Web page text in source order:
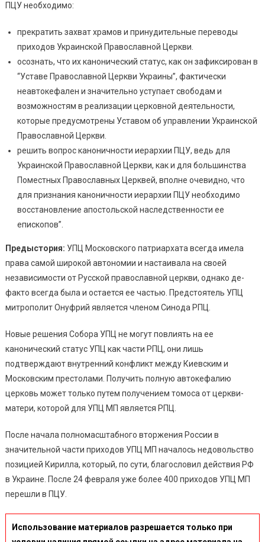
ПЦУ необходимо:
прекратить захват храмов и принудительные переводы
приходов Украинской Православной Церкви.
осознать, что их канонический статус, как он зафиксирован в
“Уставе Православной Церкви Украины”, фактически
неавтокефален и значительно уступает свободам и
возможностям в реализации церковной деятельности,
которые предусмотрены Уставом об управлении Украинской
Православной Церкви.
решить вопрос каноничности иерархии ПЦУ, ведь для
Украинской Православной Церкви, как и для большинства
Поместных Православных Церквей, вполне очевидно, что
для признания каноничности иерархии ПЦУ необходимо
восстановление апостольской наследственности ее
епископов”.
Предыстория: УПЦ Московского патриархата всегда имела
права самой широкой автономии и настаивала на своей
независимости от Русской православной церкви, однако де-
факто всегда была и остается ее частью. Предстоятель УПЦ
митрополит Онуфрий является членом Синода РПЦ.
Новые решения Собора УПЦ не могут повлиять на ее
канонический статус УПЦ как части РПЦ, они лишь
подтверждают внутренний конфликт между Киевским и
Московским престолами. Получить полную автокефалию
церковь может только путем получением томоса от церкви-
матери, которой для УПЦ МП является РПЦ.
После начала полномасштабного вторжения России в
значительной части приходов УПЦ МП началось недовольство
позицией Кирилла, который, по сути, благословил действия РФ
в Украине. После 24 февраля уже более 400 приходов УПЦ МП
перешли в ПЦУ.
Использование материалов разрешается только при